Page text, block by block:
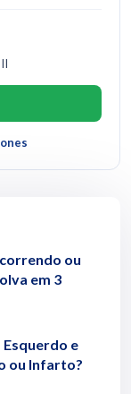
ou
em 3
e
ou Infarto?